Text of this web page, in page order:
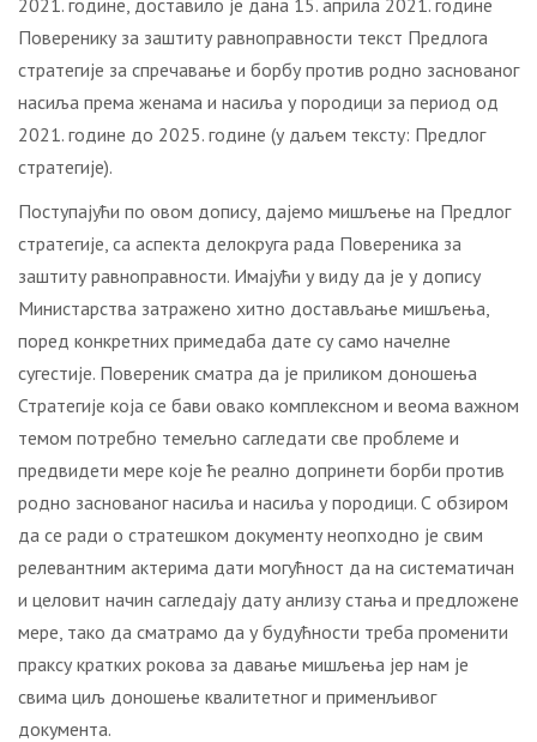
2021. године, доставило је дана 15. априла 2021. године
Поверенику за заштиту равноправности текст Предлога
стратегије за спречавање и борбу против родно заснованог
насиља према женама и насиља у породици за период од
2021. године до 2025. године (у даљем тексту: Предлог
стратегије).
Поступајући по овом допису, дајемо мишљење на Предлог
стратегије, са аспекта делокруга рада Повереника за
заштиту равноправности. Имајући у виду да је у допису
Министарства затражено хитно достављање мишљења,
поред конкретних примедаба дате су само начелне
сугестије. Повереник сматра да је приликом доношења
Стратегије која се бави овако комплексном и веома важном
темом потребно темељно сагледати све проблеме и
предвидети мере које ће реално допринети борби против
родно заснованог насиља и насиља у породици. С обзиром
да се ради о стратешком документу неопходно је свим
релевантним актерима дати могућност да на систематичан
и целовит начин сагледају дату анлизу стања и предложене
мере, тако да сматрамо да у будућности треба променити
праксу кратких рокова за давање мишљења јер нам је
свима циљ доношење квалитетног и применљивог
документа.